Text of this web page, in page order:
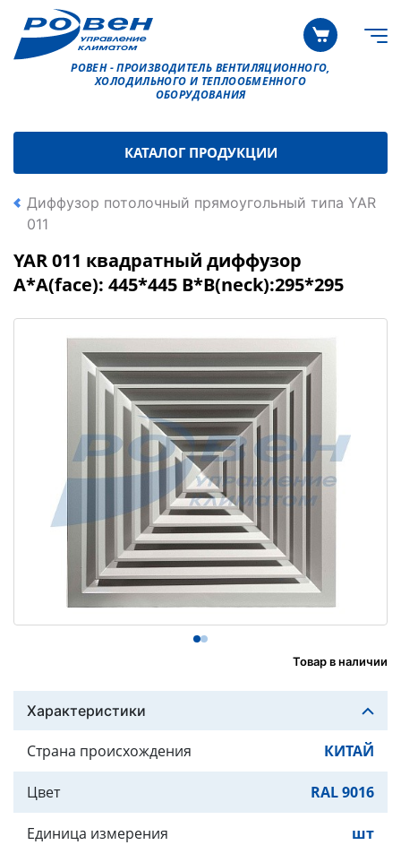
РОВЕН - ПРОИЗВОДИТЕЛЬ ВЕНТИЛЯЦИОННОГО,
ХОЛОДИЛЬНОГО И ТЕПЛООБМЕННОГО
ОБОРУДОВАНИЯ
КАТАЛОГ ПРОДУКЦИИ
Диффузор потолочный прямоугольный типа YAR
011
YAR 011 квадратный диффузор
A*A(face): 445*445 B*B(neck):295*295
Товар в наличии
Характеристики
Страна происхождения КИТАЙ
Цвет RAL 9016
Единица измерения шт